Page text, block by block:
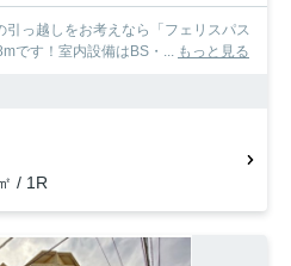
っ越しをお考えなら「フェリスパス
です！室内設備はBS・... もっと見る
/ 1R